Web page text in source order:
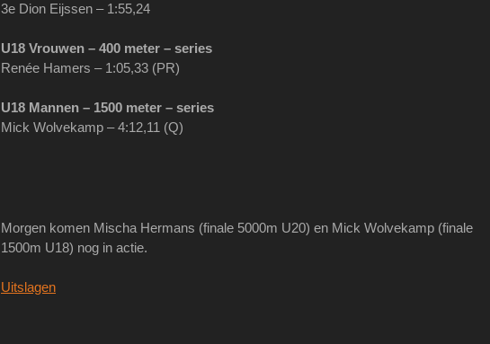
3e Dion Eijssen – 1:55,24
U18 Vrouwen – 400 meter – series
Renée Hamers – 1:05,33 (PR)
U18 Mannen – 1500 meter – series
Mick Wolvekamp – 4:12,11 (Q)
Morgen komen Mischa Hermans (finale 5000m U20) en Mick Wolvekamp (finale
1500m U18) nog in actie.
Uitslagen